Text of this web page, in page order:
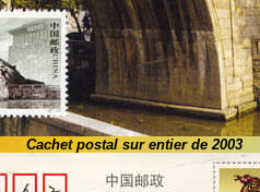
Cachet postal sur entier de 2003